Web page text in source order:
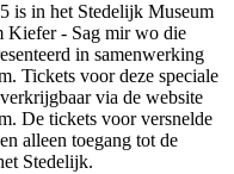
is in het Stedelijk Museum
Kiefer - Sag mir wo die
in samenwerking
Tickets voor deze speciale
via de website
De tickets voor versnelde
alleen toegang tot de
Stedelijk.